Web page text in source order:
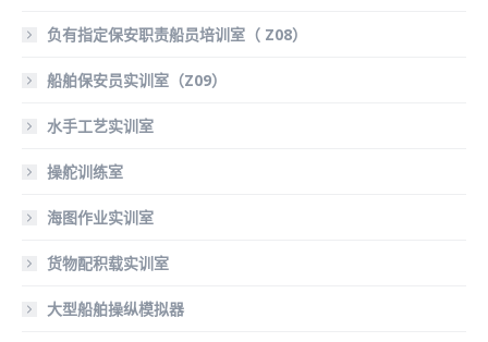
负有指定保安职责船员培训室（ Z08）
船舶保安员实训室（Z09）
水手工艺实训室
操舵训练室
海图作业实训室
货物配积载实训室
大型船舶操纵模拟器